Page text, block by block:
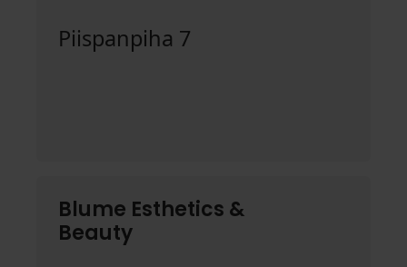
Piispanpiha 7
Blume Esthetics &
Beauty